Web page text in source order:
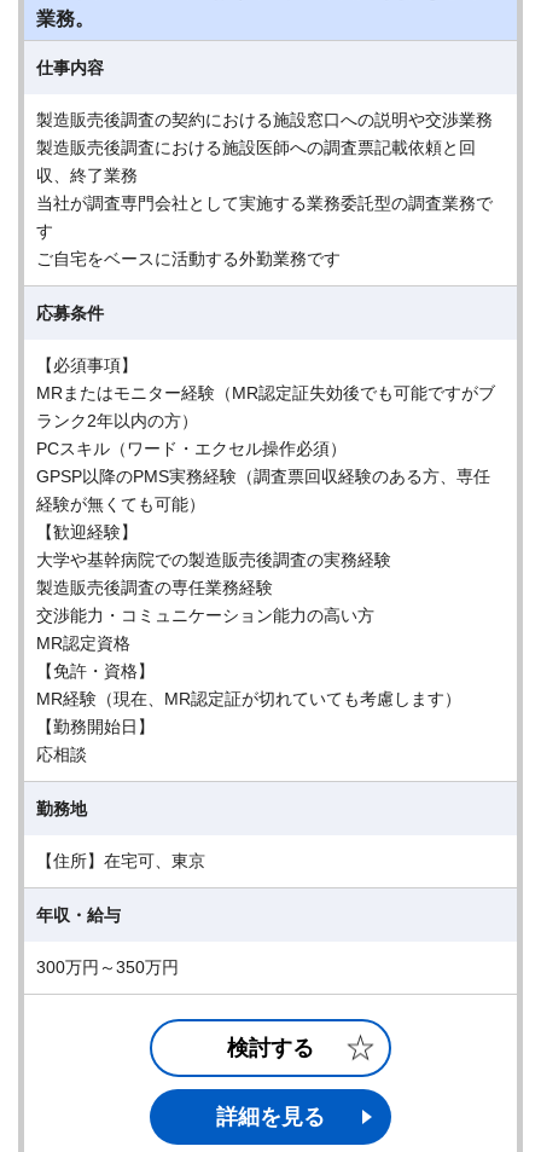
業務。
仕事内容
製造販売後調査の契約における施設窓口への説明や交渉業務
製造販売後調査における施設医師への調査票記載依頼と回
収、終了業務
当社が調査専門会社として実施する業務委託型の調査業務で
す
ご自宅をベースに活動する外勤業務です
応募条件
【必須事項】
MRまたはモニター経験（MR認定証失効後でも可能ですがブ
ランク2年以内の方）
PCスキル（ワード・エクセル操作必須）
GPSP以降のPMS実務経験（調査票回収経験のある方、専任
経験が無くても可能）
【歓迎経験】
大学や基幹病院での製造販売後調査の実務経験
製造販売後調査の専任業務経験
交渉能力・コミュニケーション能力の高い方
MR認定資格
【免許・資格】
MR経験（現在、MR認定証が切れていても考慮します）
【勤務開始日】
応相談
勤務地
【住所】在宅可、東京
年収・給与
300万円～350万円
検討する
詳細を見る